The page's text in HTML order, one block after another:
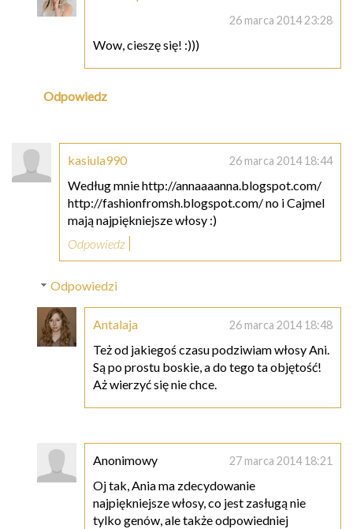
26 marca 2014 23:28
Wow, cieszę się! :)))
Odpowiedz
kasiula990 26 marca 2014 18:44
Według mnie http://annaaaanna.blogspot.com/
http://fashionfromsh.blogspot.com/ no i Cajmel
mają najpiękniejsze włosy :)
Odpowiedz
Odpowiedzi
Antalaja 26 marca 2014 18:48
Też od jakiegoś czasu podziwiam włosy Ani.
Są po prostu boskie, a do tego ta objętość!
Aż wierzyć się nie chce.
Anonimowy 27 marca 2014 18:21
Oj tak, Ania ma zdecydowanie
najpiękniejsze włosy, co jest zasługą nie
tylko genów, ale także odpowiedniej